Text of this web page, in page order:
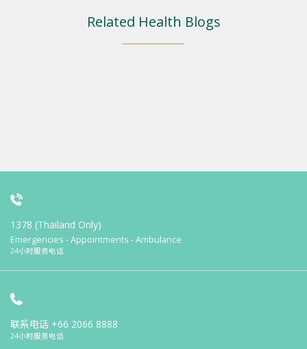
Related Health Blogs
1378 (Thailand Only)
Emergencies - Appointments - Ambulance
24小时服务电话
联系电话 +66 2066 8888
24小时服务电话